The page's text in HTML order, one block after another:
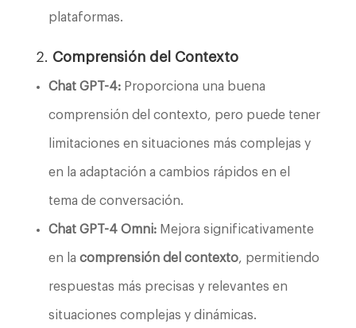
plataformas.
2. Comprensión del Contexto
Chat GPT-4:Proporciona una buena
comprensión del contexto, pero puede tener
limitaciones en situaciones más complejas y
en la adaptación a cambios rápidos en el
tema de conversación.
Chat GPT-4 Omni:Mejora significativamente
en la comprensión del contexto, permitiendo
respuestas más precisas y relevantes en
situaciones complejas y dinámicas.